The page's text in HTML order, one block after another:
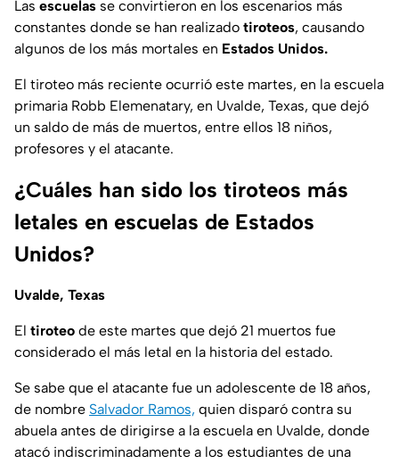
Las escuelas se convirtieron en los escenarios más
constantes donde se han realizado tiroteos, causando
algunos de los más mortales en Estados Unidos.
El tiroteo más reciente ocurrió este martes, en la escuela
primaria Robb Elemenatary, en Uvalde, Texas, que dejó
un saldo de más de muertos, entre ellos 18 niños,
profesores y el atacante.
¿Cuáles han sido los tiroteos más
letales en escuelas de Estados
Unidos?
Uvalde, Texas
El tiroteo de este martes que dejó 21 muertos fue
considerado el más letal en la historia del estado.
Se sabe que el atacante fue un adolescente de 18 años,
de nombre Salvador Ramos, quien disparó contra su
abuela antes de dirigirse a la escuela en Uvalde, donde
atacó indiscriminadamente a los estudiantes de una